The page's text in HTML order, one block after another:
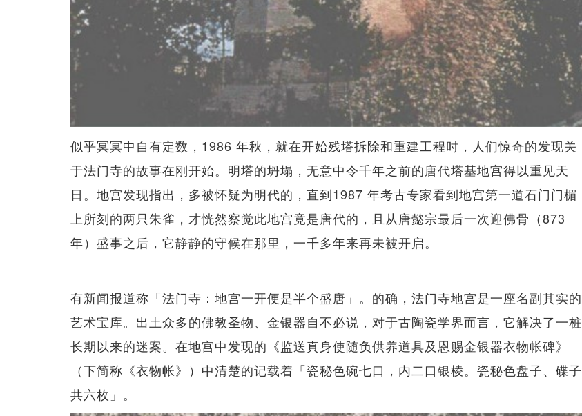
似乎冥冥中自有定数，1986 年秋，就在开始残塔拆除和重建工程时，人们惊奇的发现关
于法门寺的故事在刚开始。明塔的坍塌，无意中令千年之前的唐代塔基地宫得以重见天
日。地宫发现指出，多被怀疑为明代的，直到1987 年考古专家看到地宫第一道石门门楣
上所刻的两只朱雀，才恍然察觉此地宫竟是唐代的，且从唐懿宗最后一次迎佛骨（873
年）盛事之后，它静静的守候在那里，一千多年来再未被开启。
有新闻报道称「法门寺：地宫一开便是半个盛唐」。的确，法门寺地宫是一座名副其实的
艺术宝库。出土众多的佛教圣物、金银器自不必说，对于古陶瓷学界而言，它解决了一桩
长期以来的迷案。在地宫中发现的《监送真身使随负供养道具及恩赐金银器衣物帐碑》
（下简称《衣物帐》）中清楚的记载着「瓷秘色碗七口，内二口银棱。瓷秘色盘子、碟子
共六枚」。